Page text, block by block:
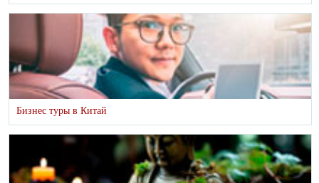
Бизнес туры в Китай